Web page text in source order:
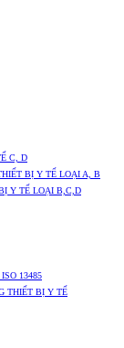
C, D
BỊ Y TẾ LOẠI A, B
Y TẾ LOẠI B,C,D
13485
THIẾT BỊ Y TẾ